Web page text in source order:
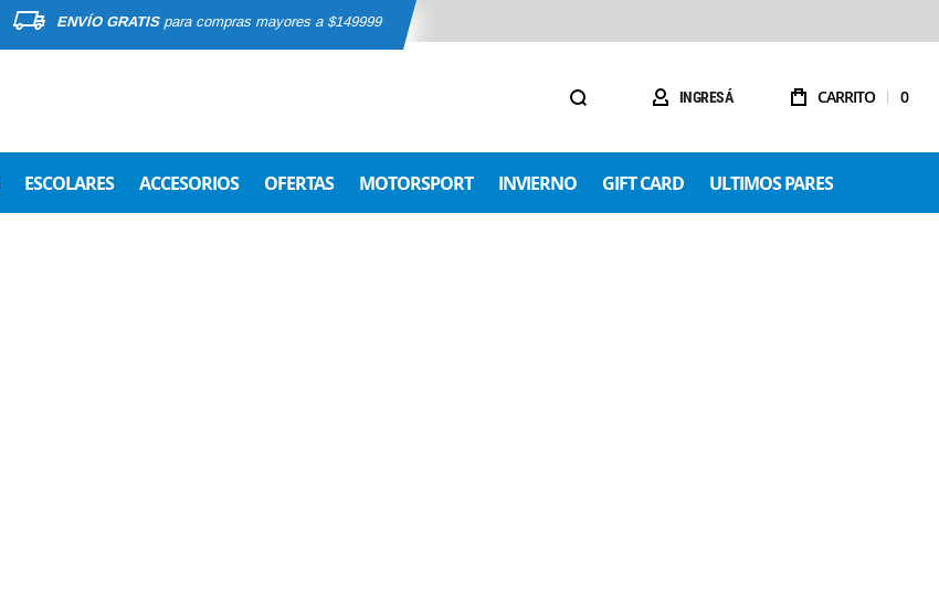
ENVÍO GRATISpara compras mayores a $149999
INGRESÁ CARRITO 0
ESCOLARES ACCESORIOS OFERTAS MOTORSPORT INVIERNO GIFT CARD ULTIMOS PARES